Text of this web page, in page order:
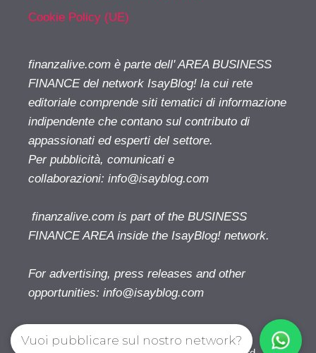
Cookie Policy (UE)
finanzalive.com è parte dell' AREA BUSINESS
FINANCE del network IsayBlog! la cui rete
editoriale comprende siti tematici di informazione
indipendente che contano sul contributo di
appassionati ed esperti del settore.
Per pubblicità, comunicati e
collaborazioni: info@isayblog.com
finanzalive.com is part of the BUSINESS
FINANCE AREA inside the IsayBlog! network.
For advertising, press releases and other
opportunities: info@isayblog.com
Vuoi pubblicare sul nostro network?